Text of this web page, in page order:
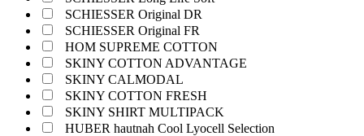
SCHIESSER Original DR
SCHIESSER Original FR
HOM SUPREME COTTON
SKINY COTTON ADVANTAGE
SKINY CALMODAL
SKINY COTTON FRESH
SKINY SHIRT MULTIPACK
HUBER hautnah Cool Lyocell Selection